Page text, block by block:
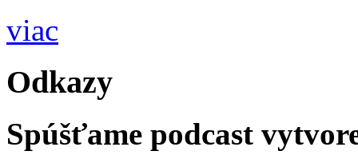
viac
Odkazy
Spúšťame podcast